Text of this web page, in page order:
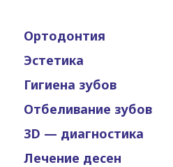
Ортодонтия
Эстетика
Гигиена зубов
Отбеливание зубов
3D — диагностика
Лечение десен